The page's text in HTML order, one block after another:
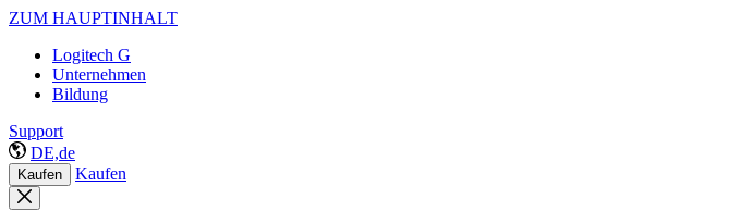
ZUM HAUPTINHALT
Logitech G
Unternehmen
Bildung
Support
DE,de
Kaufen Kaufen